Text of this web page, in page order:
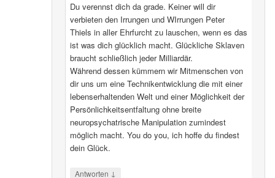
Du verennst dich da grade. Keiner will dir
verbieten den Irrungen und WIrrungen Peter
Thiels in aller Ehrfurcht zu lauschen, wenn es das
ist was dich glücklich macht. Glückliche Sklaven
braucht schließlich jeder Milliardär.
Während dessen kümmern wir Mitmenschen von
dir uns um eine Technikentwicklung die mit einer
lebenserhaltenden Welt und einer Möglichkeit der
Persönlichkeitsentfaltung ohne breite
neuropsychatrische Manipulation zumindest
möglich macht. You do you, ich hoffe du findest
dein Glück.
Antworten ↓